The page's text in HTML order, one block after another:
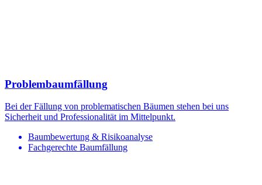
Problembaumfällung
Bei der Fällung von problematischen Bäumen stehen bei uns
Sicherheit und Professionalität im Mittelpunkt.
Baumbewertung & Risikoanalyse
Fachgerechte Baumfällung